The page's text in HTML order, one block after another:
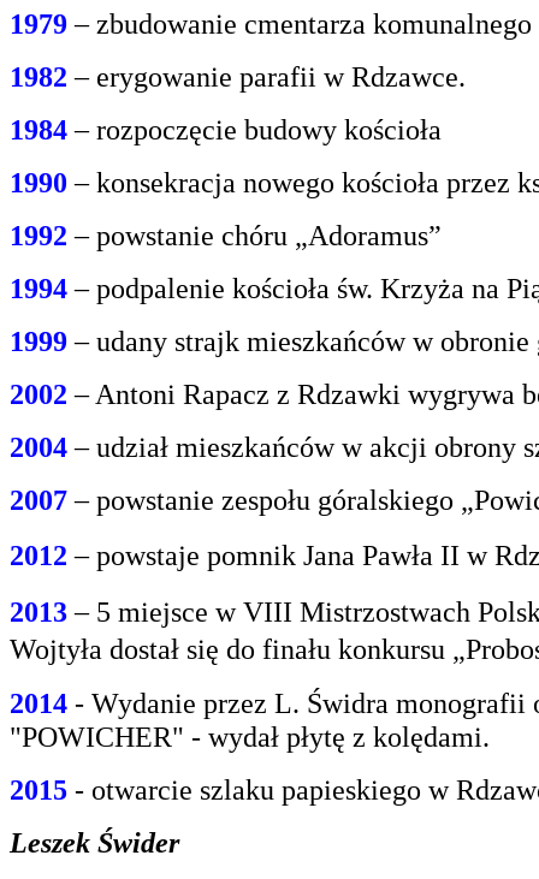
1979– zbudowanie cmentarza
1982 – erygowanie parafii w Rdzawce.
1984– rozpoczęcie budowy kościoła
1990 – konsekracja nowego kościoła przez
1992 – powstanie chóru „Adoramus”
1994– podpalenie kościoła św. Krzyża na
1999– udany strajk mieszkańców w
2002 – Antoni Rapacz z Rdzawki wygrywa
2004– udział mieszkańców w akcji obrony
2007– powstanie zespołu góralskiego
2012 – powstaje pomnik Jana Pawła II w
2013– 5 miejsce w VIII Mistrzostwach
Wojtyła dostał się do finału konkursu
2014 - Wydanie przez L. Świdra monografii
"POWICHER" - wydał płytę z kolędami.
2015 - otwarcie szlaku papieskiego w
Leszek Świder